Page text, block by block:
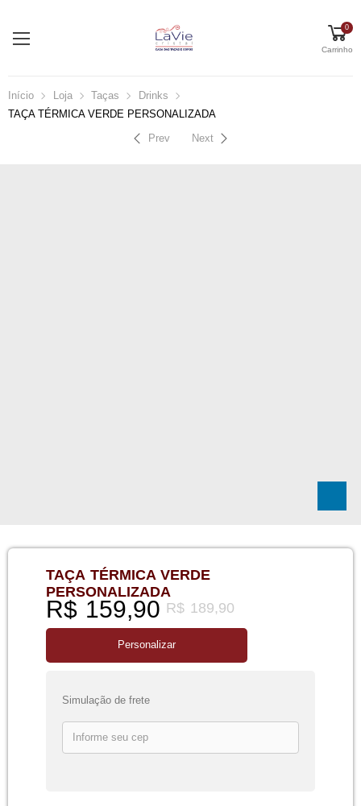
0
Carrinho
Início Loja Taças
Drinks
TAÇA TÉRMICA VERDE PERSONALIZADA
Prev Next
TAÇA TÉRMICA VERDE
PERSONALIZADA
R$189,90
R$159,90
Personalizar
Simulação de frete